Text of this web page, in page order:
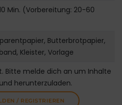
Min. (Vorbereitung: 20-60
Butterbrotpapier,
Kleister, Vorlage
Bitte melde dich an um Inhalte
herunterzuladen.
/ REGISTRIEREN